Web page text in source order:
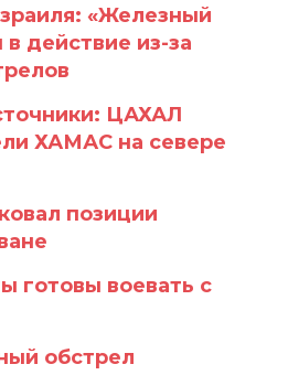
«Железный
действие из-за
ЦАХАЛ
ХАМАС на севере
позиции
готовы воевать с
обстрел